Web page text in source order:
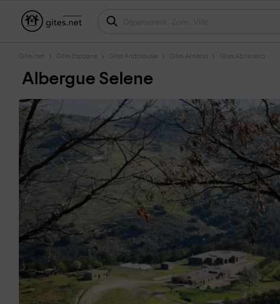
Gites.net Gites Espagne Gites Andalousie Gites Almería Gites Abrucena
Albergue Selene